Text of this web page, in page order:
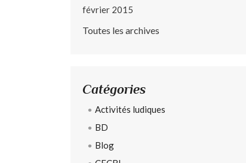
février 2015
Toutes les archives
Catégories
Activités ludiques
BD
Blog